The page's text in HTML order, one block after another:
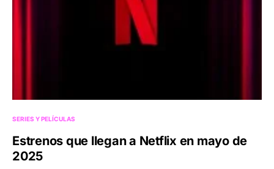
SERIES Y PELÍCULAS
Estrenos que llegan a Netflix en mayo de
2025